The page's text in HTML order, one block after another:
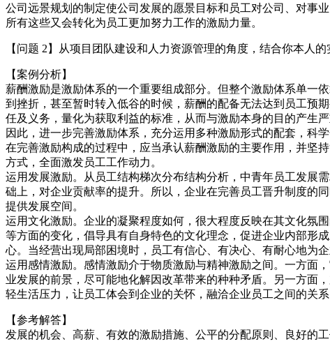
公司远景规划的制定使公司发展的愿景目标和员工对公司、对事
所有这些又会转化为员工更加努力工作的激励力量。
【问题 2】从项目团队建设和人力资源管理的角度，结合你本人
【案例分析】
薪酬激励是激励体系的一个重要组成部分。但整个激励体系单一
到挫折，甚至暂时转入低谷的时候，薪酬的配备无法达到员工预
任及义务，量化为获取利益的标准，从而与激励本身的目的产生严
因此，进一步完善激励体系，充分运用多种激励形式的配套，科
在完善激励构成的过程中，应当承认薪酬激励的主要作用，并坚
方式，全面激发员工工作动力。
运用发展激励。从员工结构梯次分布结构分析，中青年员工发展
础上，对企业贡献率的提升。所以，企业在完善员工晋升制度的
提供发展空间。
运用文化激励。企业的凝聚程度如何，很大程度反映在其文化氛
等方面的变化，倡导具有自身特色的文化理念，促进企业内部形
心。当经营出现局部困境时，员工有信心、有决心、有耐心地为
运用感情激励。感情激励介于物质激励与精神激励之间。一方面
业发展的前景，尽可能地化解因改革带来的种种矛盾。另一方面
轻生活压力，让员工体会到企业的关怀，融洽企业员工之间的关
【参考解答】
发展的机会、高薪、有效的激励措施、公平的分配原则、良好的